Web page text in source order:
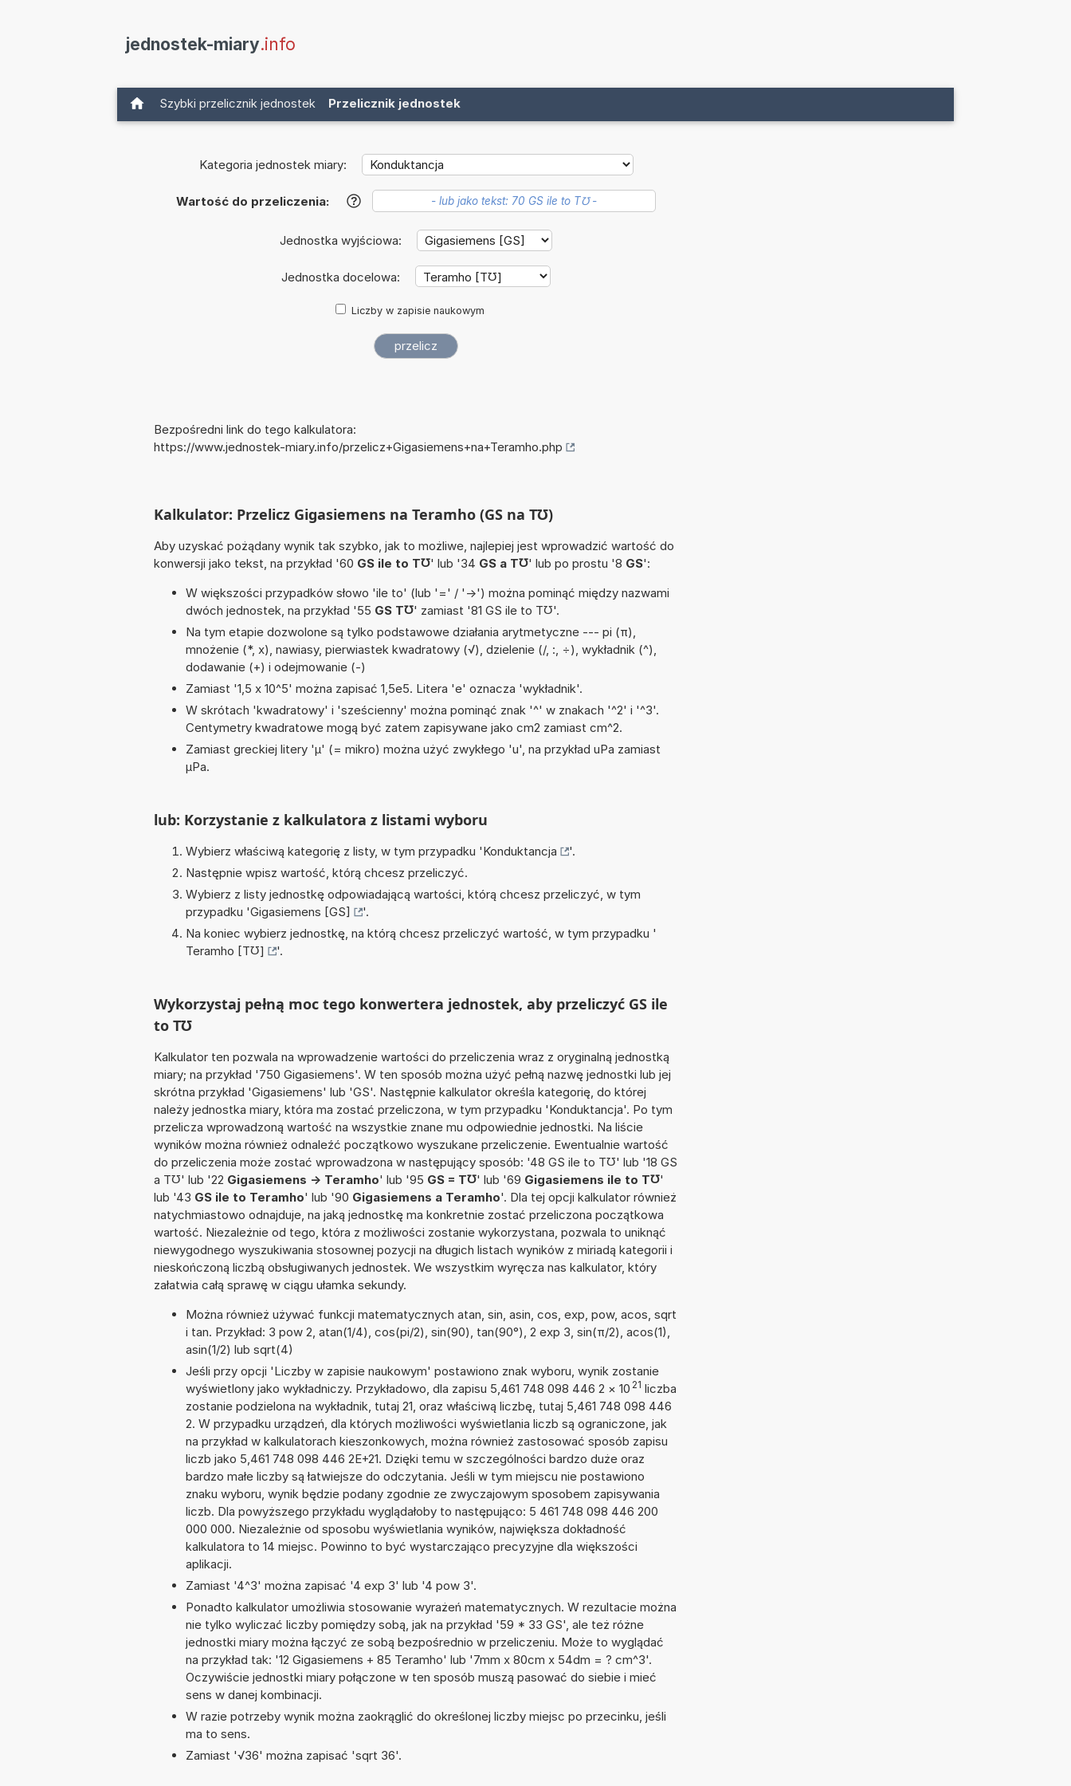
jednostek-miary.info
Szybki przelicznik jednostek Przelicznik jednostek
Kategoria jednostek miary:
Wartość do przeliczenia: ?
Jednostka wyjściowa:
Jednostka docelowa:
Liczby w zapisie naukowym
Bezpośredni link do tego kalkulatora:
https://www.jednostek-miary.info/przelicz+Gigasiemens+na+Teramho.php
Kalkulator: Przelicz Gigasiemens na Teramho (GS na T℧)
Aby uzyskać pożądany wynik tak szybko, jak to możliwe, najlepiej jest wprowadzić wartość do
konwersji jako tekst, na przykład '60 GS ile to T℧' lub '34 GS a T℧' lub po prostu '8 GS':
W większości przypadków słowo 'ile to' (lub '=' / '->') można pominąć między nazwami
dwóch jednostek, na przykład '55 GS T℧' zamiast '81 GS ile to T℧'.
Na tym etapie dozwolone są tylko podstawowe działania arytmetyczne --- pi (π),
mnożenie (*, x), nawiasy, pierwiastek kwadratowy (√), dzielenie (/, :, ÷), wykładnik (^),
dodawanie (+) i odejmowanie (-)
Zamiast '1,5 x 10^5' można zapisać 1,5e5. Litera 'e' oznacza 'wykładnik'.
W skrótach 'kwadratowy' i 'sześcienny' można pominąć znak '^' w znakach '^2' i '^3'.
Centymetry kwadratowe mogą być zatem zapisywane jako cm2 zamiast cm^2.
Zamiast greckiej litery 'µ' (= mikro) można użyć zwykłego 'u', na przykład uPa zamiast
µPa.
lub: Korzystanie z kalkulatora z listami wyboru
Wybierz właściwą kategorię z listy, w tym przypadku 'Konduktancja
'.
Następnie wpisz wartość, którą chcesz przeliczyć.
Wybierz z listy jednostkę odpowiadającą wartości, którą chcesz przeliczyć, w tym
przypadku 'Gigasiemens [GS]
'.
Na koniec wybierz jednostkę, na którą chcesz przeliczyć wartość, w tym przypadku '
Teramho [T℧]
'.
Wykorzystaj pełną moc tego konwertera jednostek, aby przeliczyć GS ile
to T℧
Kalkulator ten pozwala na wprowadzenie wartości do przeliczenia wraz z oryginalną jednostką
miary; na przykład '750 Gigasiemens'. W ten sposób można użyć pełną nazwę jednostki lub jej
skrótna przykład 'Gigasiemens' lub 'GS'. Następnie kalkulator określa kategorię, do której
należy jednostka miary, która ma zostać przeliczona, w tym przypadku 'Konduktancja'. Po tym
przelicza wprowadzoną wartość na wszystkie znane mu odpowiednie jednostki. Na liście
wyników można również odnaleźć początkowo wyszukane przeliczenie. Ewentualnie wartość
do przeliczenia może zostać wprowadzona w następujący sposób: '48 GS ile to T℧' lub '18 GS
a T℧' lub '22 Gigasiemens -> Teramho' lub '95 GS = T℧' lub '69 Gigasiemens ile to T℧'
lub '43 GS ile to Teramho' lub '90 Gigasiemens a Teramho'. Dla tej opcji kalkulator również
natychmiastowo odnajduje, na jaką jednostkę ma konkretnie zostać przeliczona początkowa
wartość. Niezależnie od tego, która z możliwości zostanie wykorzystana, pozwala to uniknąć
niewygodnego wyszukiwania stosownej pozycji na długich listach wyników z miriadą kategorii i
nieskończoną liczbą obsługiwanych jednostek. We wszystkim wyręcza nas kalkulator, który
załatwia całą sprawę w ciągu ułamka sekundy.
Można również używać funkcji matematycznych atan, sin, asin, cos, exp, pow, acos, sqrt
i tan. Przykład: 3 pow 2, atan(1/4), cos(pi/2), sin(90), tan(90°), 2 exp 3, sin(π/2), acos(1),
asin(1/2) lub sqrt(4)
Jeśli przy opcji 'Liczby w zapisie naukowym' postawiono znak wyboru, wynik zostanie
wyświetlony jako wykładniczy. Przykładowo, dla zapisu 5,461 748 098 446 2 × 10 21 liczba
zostanie podzielona na wykładnik, tutaj 21, oraz właściwą liczbę, tutaj 5,461 748 098 446
2. W przypadku urządzeń, dla których możliwości wyświetlania liczb są ograniczone, jak
na przykład w kalkulatorach kieszonkowych, można również zastosować sposób zapisu
liczb jako 5,461 748 098 446 2E+21. Dzięki temu w szczególności bardzo duże oraz
bardzo małe liczby są łatwiejsze do odczytania. Jeśli w tym miejscu nie postawiono
znaku wyboru, wynik będzie podany zgodnie ze zwyczajowym sposobem zapisywania
liczb. Dla powyższego przykładu wyglądałoby to następująco: 5 461 748 098 446 200
000 000. Niezależnie od sposobu wyświetlania wyników, największa dokładność
kalkulatora to 14 miejsc. Powinno to być wystarczająco precyzyjne dla większości
aplikacji.
Zamiast '4^3' można zapisać '4 exp 3' lub '4 pow 3'.
Ponadto kalkulator umożliwia stosowanie wyrażeń matematycznych. W rezultacie można
nie tylko wyliczać liczby pomiędzy sobą, jak na przykład '59 * 33 GS', ale też różne
jednostki miary można łączyć ze sobą bezpośrednio w przeliczeniu. Może to wyglądać
na przykład tak: '12 Gigasiemens + 85 Teramho' lub '7mm x 80cm x 54dm = ? cm^3'.
Oczywiście jednostki miary połączone w ten sposób muszą pasować do siebie i mieć
sens w danej kombinacji.
W razie potrzeby wynik można zaokrąglić do określonej liczby miejsc po przecinku, jeśli
ma to sens.
Zamiast '√36' można zapisać 'sqrt 36'.